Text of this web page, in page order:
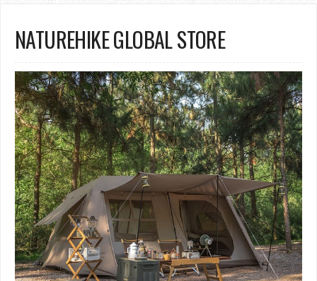
NATUREHIKE GLOBAL STORE